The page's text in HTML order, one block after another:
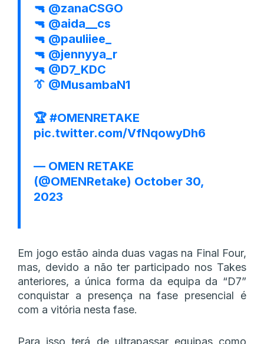
🔫 @zanaCSGO
🔫 @aida__cs
🔫 @pauliiee_
🔫 @jennyya_r
🔫 @D7_KDC
👔 @MusambaN1
🏆 #OMENRETAKE
pic.twitter.com/VfNqowyDh6
— OMEN RETAKE
(@OMENRetake) October 30,
2023
Em jogo estão ainda duas vagas na Final Four,
mas, devido a não ter participado nos Takes
anteriores, a única forma da equipa da “D7”
conquistar a presença na fase presencial é
com a vitória nesta fase.
Para isso terá de ultrapassar equipas como